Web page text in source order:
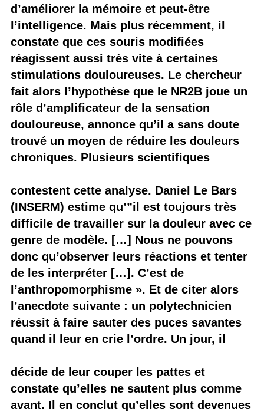
d’améliorer la mémoire et peut-être
l’intelligence. Mais plus récemment, il
constate que ces souris modifiées
réagissent aussi très vite à certaines
stimulations douloureuses. Le chercheur
fait alors l’hypothèse que le NR2B joue un
rôle d’amplificateur de la sensation
douloureuse, annonce qu’il a sans doute
trouvé un moyen de réduire les douleurs
chroniques. Plusieurs scientifiques
contestent cette analyse. Daniel Le Bars
(INSERM) estime qu’”il est toujours très
difficile de travailler sur la douleur avec ce
genre de modèle. […] Nous ne pouvons
donc qu’observer leurs réactions et tenter
de les interpréter […]. C’est de
l’anthropomorphisme ». Et de citer alors
l’anecdote suivante : un polytechnicien
réussit à faire sauter des puces savantes
quand il leur en crie l’ordre. Un jour, il
décide de leur couper les pattes et
constate qu’elles ne sautent plus comme
avant. Il en conclut qu’elles sont devenues